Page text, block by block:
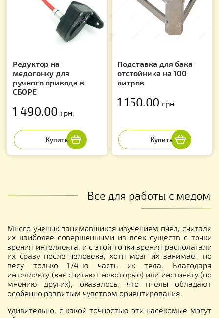
Редуктор на
медогонку для
ручного привода в
СБОРЕ
1 490.00 грн.
Подставка для бака
отстойника на 100
литров
1 150.00 грн.
Все для работы с медом
Много ученых занимавшихся изучением пчел, считали
их наиболее совершенными из всех существ с точки
зрения интеллекта, и с этой точки зрения располагали
их сразу после человека, хотя мозг их занимает по
весу только 174-ю часть их тела. Благодаря
интеллекту (как считают некоторые) или инстинкту (по
мнению других), оказалось, что пчелы обладают
особенно развитым чувством ориентирования.
Удивительно, с какой точностью эти насекомые могут